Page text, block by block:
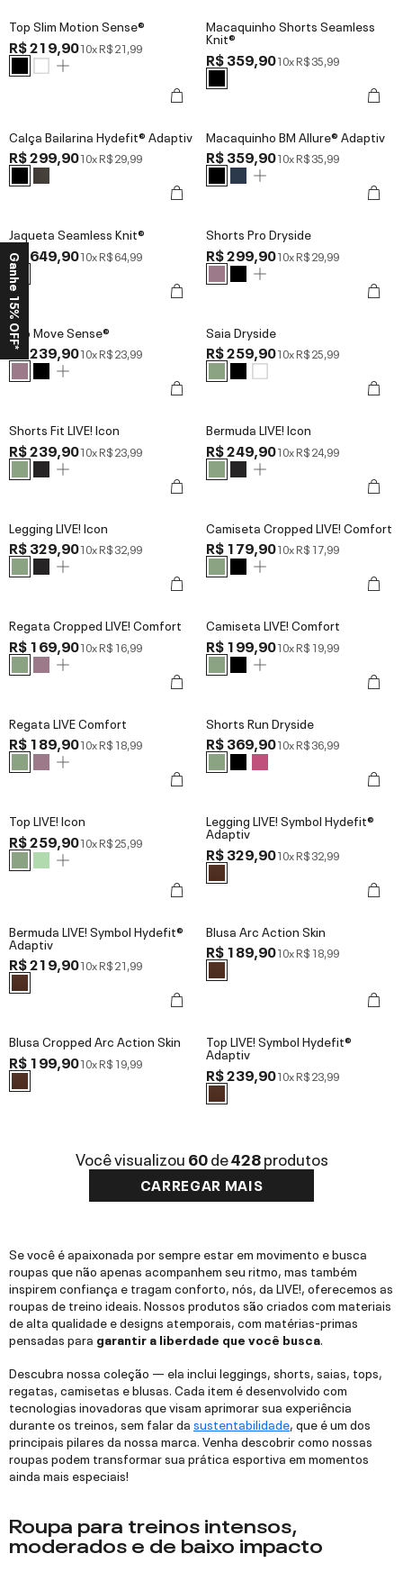
Top Slim Motion Sense®
R$ 219,9010xR$ 21,99
Macaquinho Shorts Seamless
Knit®
R$ 359,9010xR$ 35,99
Calça Bailarina Hydefit® Adaptiv
R$ 299,9010xR$ 29,99
Macaquinho BM Allure® Adaptiv
R$ 359,9010xR$ 35,99
Jaqueta Seamless Knit®
R$ 649,9010xR$ 64,99
Shorts Pro Dryside
R$ 299,9010xR$ 29,99
Top Move Sense®
R$ 239,9010xR$ 23,99
Saia Dryside
R$ 259,9010xR$ 25,99
Shorts Fit LIVE! Icon
R$ 239,9010xR$ 23,99
Bermuda LIVE! Icon
R$ 249,9010xR$ 24,99
Legging LIVE! Icon
R$ 329,9010xR$ 32,99
Camiseta Cropped LIVE! Comfort
R$ 179,9010xR$ 17,99
Regata Cropped LIVE! Comfort
R$ 169,9010xR$ 16,99
Camiseta LIVE! Comfort
R$ 199,9010xR$ 19,99
Regata LIVE Comfort
R$ 189,9010xR$ 18,99
Shorts Run Dryside
R$ 369,9010xR$ 36,99
Top LIVE! Icon
R$ 259,9010xR$ 25,99
Legging LIVE! Symbol Hydefit®
Adaptiv
R$ 329,9010xR$ 32,99
Bermuda LIVE! Symbol Hydefit®
Adaptiv
R$ 219,9010xR$ 21,99
Blusa Arc Action Skin
R$ 189,9010xR$ 18,99
Blusa Cropped Arc Action Skin
R$ 199,9010xR$ 19,99
Top LIVE! Symbol Hydefit®
Adaptiv
R$ 239,9010xR$ 23,99
Você visualizou60de428produtos
CARREGAR MAIS
Se você é apaixonada por sempre estar em movimento e busca
roupas que não apenas acompanhem seu ritmo, mas também
inspirem confiança e tragam conforto, nós, da LIVE!, oferecemos as
roupas de treino ideais. Nossos produtos são criados com materiais
de alta qualidade e designs atemporais, com matérias-primas
pensadas para garantir a liberdade que você busca.
Descubra nossa coleção — ela inclui leggings, shorts, saias, tops,
regatas, camisetas e blusas. Cada item é desenvolvido com
tecnologias inovadoras que visam aprimorar sua experiência
durante os treinos, sem falar da sustentabilidade, que é um dos
principais pilares da nossa marca. Venha descobrir como nossas
roupas podem transformar sua prática esportiva em momentos
ainda mais especiais!
Roupa para treinos intensos,
moderados e de baixo impacto
Ganhe 15% OFF*